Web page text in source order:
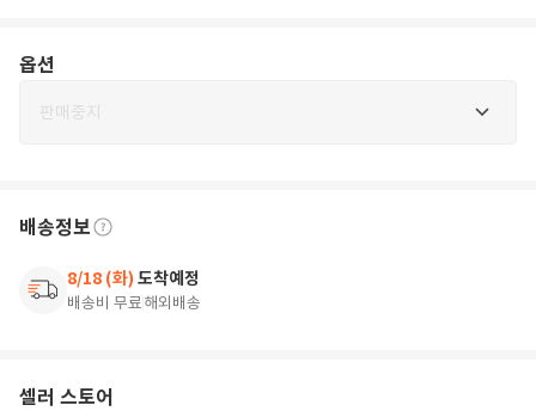
옵션
판매중지
배송정보
8/18 (화) 도착예정
배송비 무료해외배송
셀러 스토어